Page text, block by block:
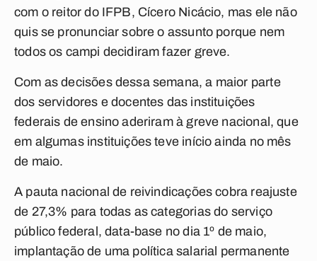
com o reitor do IFPB, Cícero Nicácio, mas ele não
quis se pronunciar sobre o assunto porque nem
todos os campi decidiram fazer greve.
Com as decisões dessa semana, a maior parte
dos servidores e docentes das instituições
federais de ensino aderiram à greve nacional, que
em algumas instituições teve início ainda no mês
de maio.
A pauta nacional de reivindicações cobra reajuste
de 27,3% para todas as categorias do serviço
público federal, data-base no dia 1º de maio,
implantação de uma política salarial permanente